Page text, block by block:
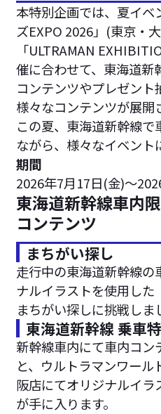
本特別企画では、夏イ
ズEXPO 2026」(東京・
「ULTRAMAN
催に合わせて、東海道新
コンテンツやプレゼン
様々なコンテンツが展開
この夏、東海道新幹線
ながら、様々なイベント
期間
2026年7月17日(金)～
東海道新幹線車内
コンテンツ
まちがい探し
走行中の東海道新幹線の
ナルイラストを使用した
まちがい探しに挑戦しま
東海道新幹線 乗車
新幹線車内にて車内コン
と、ウルトラマンワー
阪店にてオリジナルイ
が手に入ります。